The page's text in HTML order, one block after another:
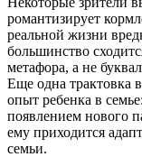
романтизирует
реальной жизни
большинство
метафора, а не
Еще одна трактовка
опыт ребенка в
появлением нового
ему приходится
семьи.